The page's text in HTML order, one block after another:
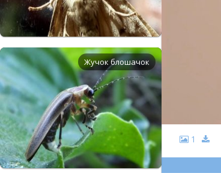
Жучок блошачок
1